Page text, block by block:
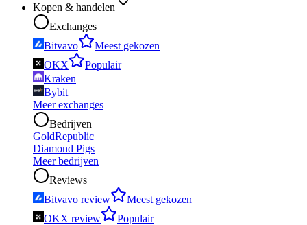
Kopen & handelen
Exchanges
Bitvavo
Meest gekozen
OKX
Populair
Kraken
Bybit
Meer exchanges
Bedrijven
GoldRepublic
Diamond Pigs
Meer bedrijven
Reviews
Bitvavo review
Meest gekozen
OKX review
Populair